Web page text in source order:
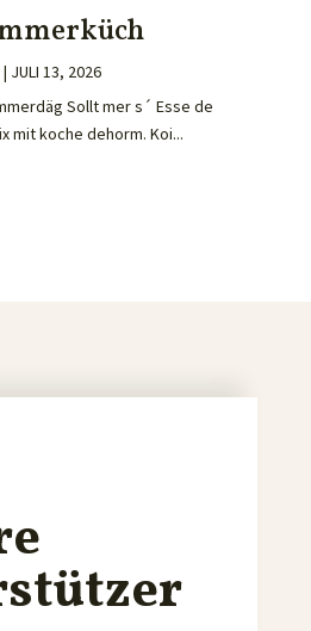
| JULI 13, 2026
Sollt mer s´ Esse de
mit koche dehorm. Koi...